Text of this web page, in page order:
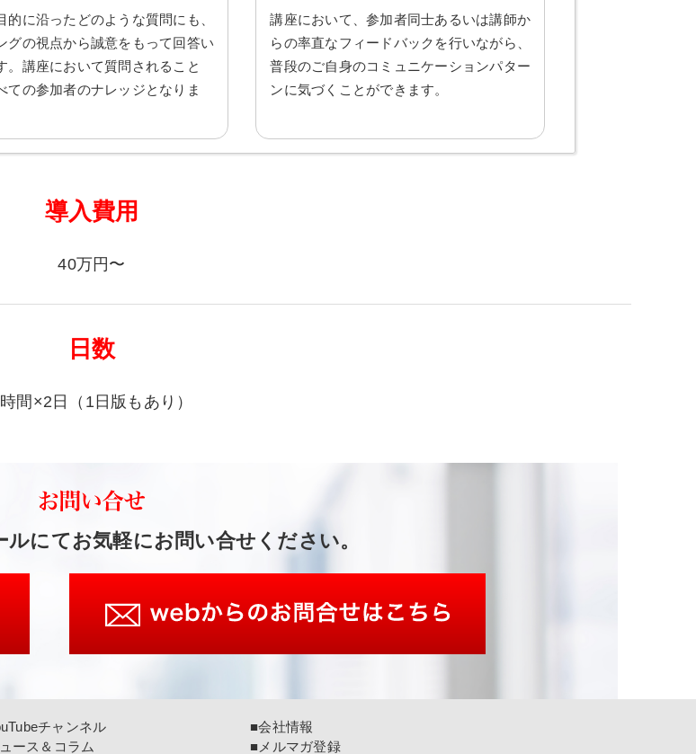
的に沿ったどのような質問にも、
グの視点から誠意をもって回答い
。講座において質問されること
ての参加者のナレッジとなりま
講座において、参加者同士あるいは講師か
らの率直なフィードバックを行いながら、
普段のご自身のコミュニケーションパター
ンに気づくことができます。
導入費用
40万円〜
日数
間×2日（1日版もあり）
にてお気軽にお問い合せください。
チャンネル
ース＆コラム
■会社情報
■メルマガ登録